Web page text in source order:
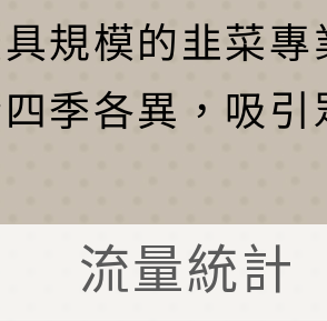
規模的韭菜專
季各異，吸引
流量統計